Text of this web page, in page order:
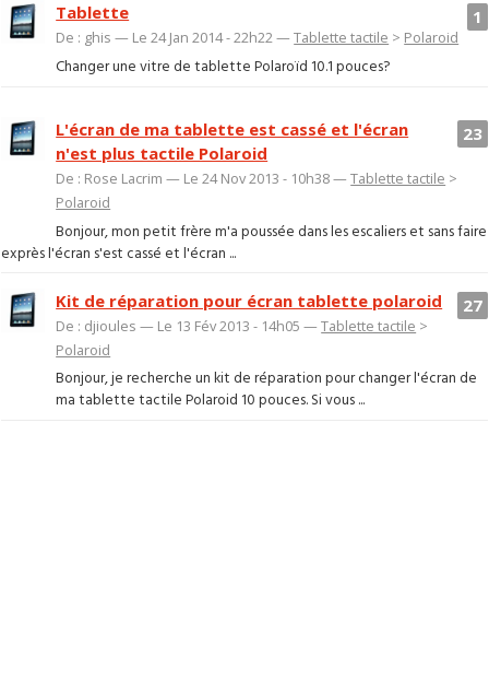
1
Tablette
De : ghis — Le 24 Jan 2014 - 22h22 —Tablette tactile > Polaroid
Changer une vitre de tablette Polaroïd 10.1 pouces?
23
L'écran de ma tablette est cassé et l'écran
n'est plus tactile Polaroid
De : Rose Lacrim — Le 24 Nov 2013 - 10h38 —Tablette tactile >
Polaroid
Bonjour, mon petit frère m'a poussée dans les escaliers et sans faire
exprès l'écran s'est cassé et l'écran ...
27
Kit de réparation pour écran tablette polaroid
De : djioules — Le 13 Fév 2013 - 14h05 —Tablette tactile >
Polaroid
Bonjour, je recherche un kit de réparation pour changer l'écran de
ma tablette tactile Polaroid 10 pouces. Si vous ...